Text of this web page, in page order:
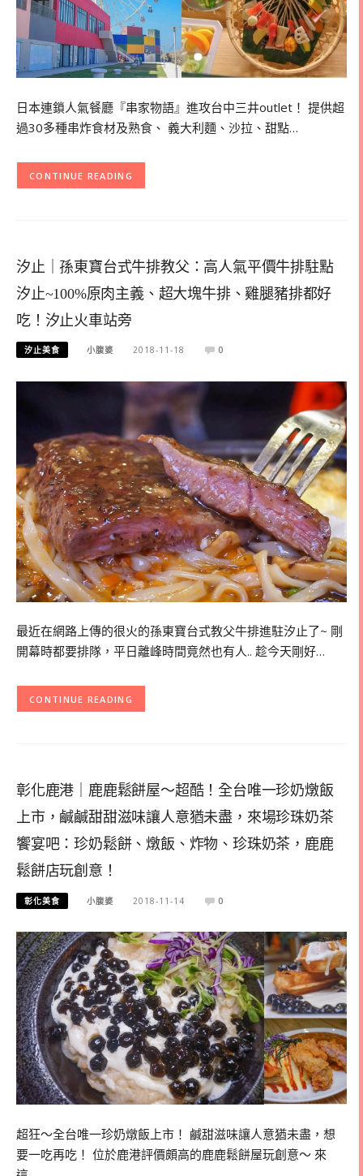
日本連鎖人氣餐廳『串家物語』進攻台中三井outlet！ 提供超
過30多種串炸食材及熟食、 義大利麵、沙拉、甜點…
CONTINUE READING
汐止｜孫東寶台式牛排教父：高人氣平價牛排駐點
汐止~100%原肉主義、超大塊牛排、雞腿豬排都好
吃！汐止火車站旁
汐止美食 小腹婆 2018-11-18 0
最近在網路上傳的很火的孫東寶台式教父牛排進駐汐止了~ 剛
開幕時都要排隊，平日離峰時間竟然也有人.. 趁今天剛好…
CONTINUE READING
彰化鹿港｜鹿鹿鬆餅屋～超酷！全台唯一珍奶燉飯
上市，鹹鹹甜甜滋味讓人意猶未盡，來場珍珠奶茶
饗宴吧：珍奶鬆餅、燉飯、炸物、珍珠奶茶，鹿鹿
鬆餅店玩創意！
彰化美食 小腹婆 2018-11-14 0
超狂～全台唯一珍奶燉飯上市！ 鹹甜滋味讓人意猶未盡，想
要一吃再吃！ 位於鹿港評價頗高的鹿鹿鬆餅屋玩創意～ 來